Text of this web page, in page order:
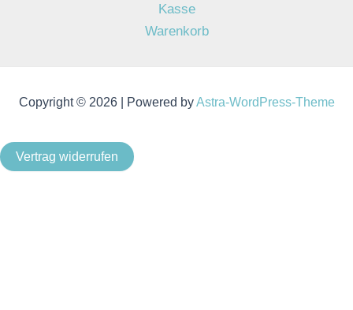
Kasse
Warenkorb
Copyright © 2026 | Powered byAstra-WordPress-Theme
Vertrag widerrufen